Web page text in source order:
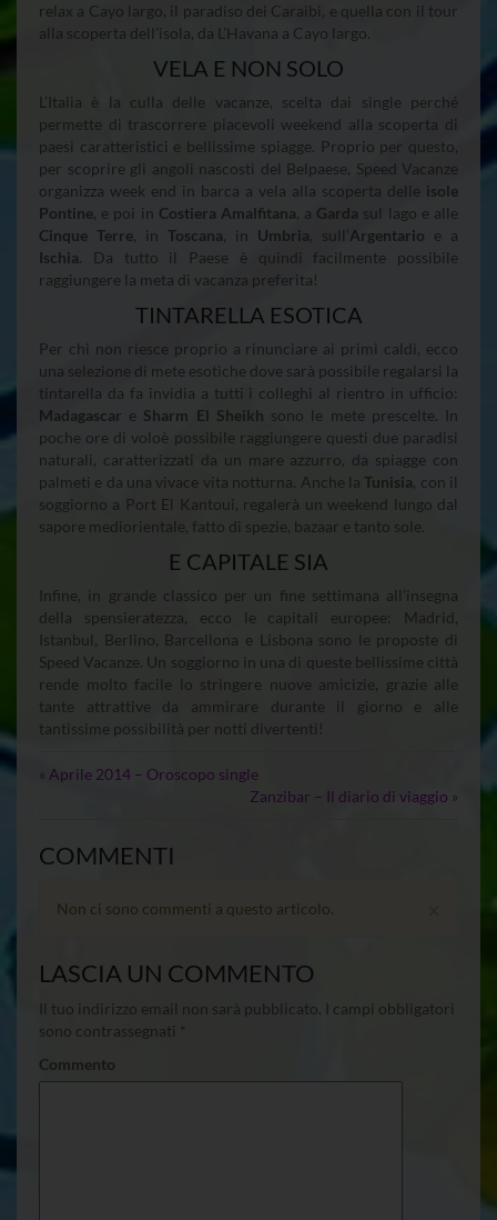
relax a Cayo largo, il paradiso dei Caraibi, e quella con il tour
alla scoperta dell’isola, da L’Havana a Cayo largo.
VELA E NON SOLO
L’Italia è la culla delle vacanze, scelta dai single perché
permette di trascorrere piacevoli weekend alla scoperta di
paesi caratteristici e bellissime spiagge. Proprio per questo,
per scoprire gli angoli nascosti del Belpaese, Speed Vacanze
organizza week end in barca a vela alla scoperta delle isole
Pontine, e poi in Costiera Amalfitana, a Garda sul lago e alle
Cinque Terre, in Toscana, in Umbria , sull’Argentario e a
Ischia. Da tutto il Paese è quindi facilmente possibile
raggiungere la meta di vacanza preferita!
TINTARELLA ESOTICA
Per chi non riesce proprio a rinunciare ai primi caldi, ecco
una selezione di mete esotiche dove sarà possibile regalarsi la
tintarella da fa invidia a tutti i colleghi al rientro in ufficio:
Madagascar e Sharm El Sheikh sono le mete prescelte. In
poche ore di voloè possibile raggiungere questi due paradisi
naturali, caratterizzati da un mare azzurro, da spiagge con
palmeti e da una vivace vita notturna. Anche la Tunisia, con il
soggiorno a Port El Kantoui, regalerà un weekend lungo dal
sapore mediorientale, fatto di spezie, bazaar e tanto sole.
E CAPITALE SIA
Infine, in grande classico per un fine settimana all’insegna
della spensieratezza, ecco le capitali europee: Madrid,
Istanbul, Berlino, Barcellona e Lisbona sono le proposte di
Speed Vacanze. Un soggiorno in una di queste bellissime città
rende molto facile lo stringere nuove amicizie, grazie alle
tante attrattive da ammirare durante il giorno e alle
tantissime possibilità per notti divertenti!
« Aprile 2014 – Oroscopo single
Zanzibar – Il diario di viaggio »
COMMENTI
Non ci sono commenti a questo articolo.
LASCIA UN COMMENTO
Il tuo indirizzo email non sarà pubblicato. I campi obbligatori
sono contrassegnati
Commento